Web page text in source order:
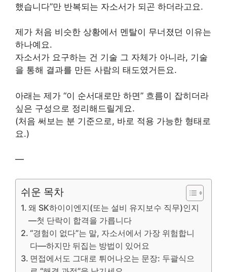
했습니다”만 반복되는 자소서가 되곤 하더라고요.
제가 처음 비슷한 상황에서 멘탈이 무너졌던 이유는
하나예요.
자소서가 요구하는 건 기술 그 자체가 아니라, 기술
을 통해 결과를 만든 사람의 태도였거든요.
아래는 제가 “이 순서대로만 하면” 흐름이 잡히더라
싶은 구성으로 정리해드릴게요.
(처음 써보는 분 기준으로, 바로 적용 가능한 형태로
요.)
—
쉬운 목차
왜 SK하이이엔지(또는 설비 유지보수 직무)인지
—첫 단락이 합격을 가릅니다
“경험이 없다”는 말, 자소서에서 가장 위험합니
다—하지만 뒤집는 방법이 있어요
면접에서도 그대로 튀어나오는 문장: 두괄식으